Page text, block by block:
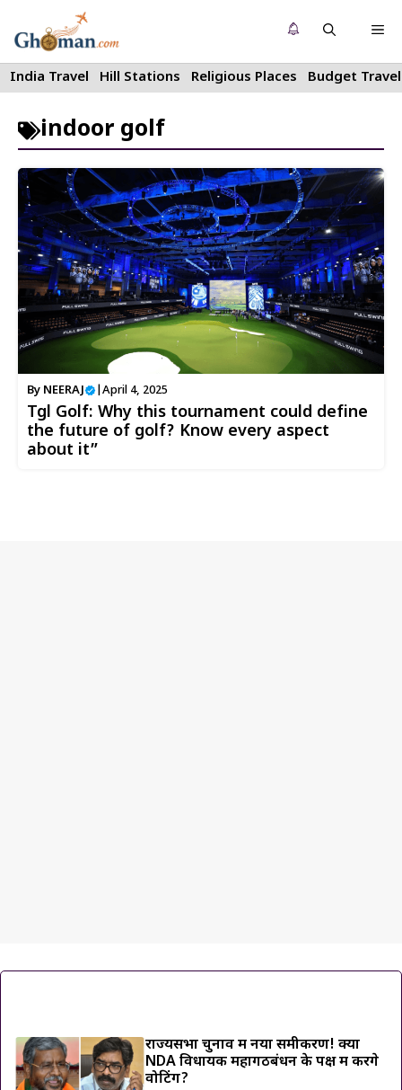
to
content
India Travel Hill Stations Religious Places Budget Travel
indoor golf
By NEERAJ April 4, 2025
Tgl Golf: Why this tournament could define
the future of golf? Know every aspect
about it”
राज्यसभा चुनाव में नया समीकरण! क्या
NDA विधायक महागठबंधन के पक्ष में करेंगे
वोटिंग?